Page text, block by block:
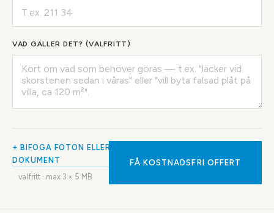
VAD GÄLLER DET? (VALFRITT)
+ BIFOGA FOTON ELLER
DOKUMENT
valfritt · max 3 × 5 MB
FÅ KOSTNADSFRI OFFERT